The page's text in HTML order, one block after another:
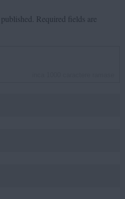
Required fields are